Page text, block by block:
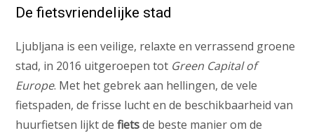
De fietsvriendelijke stad
Ljubljana is een veilige, relaxte en verrassend groene
stad, in 2016 uitgeroepen tot Green Capital of
Europe. Met het gebrek aan hellingen, de vele
fietspaden, de frisse lucht en de beschikbaarheid van
huurfietsen lijkt defietsde beste manier om de